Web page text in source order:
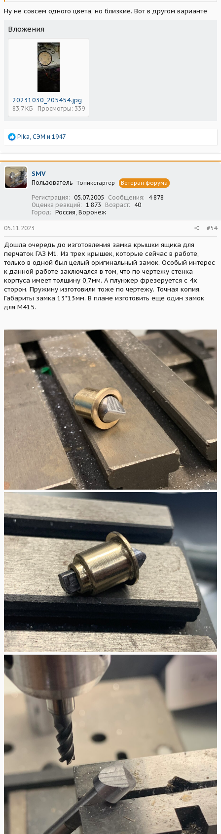
Ну не совсем одного цвета, но близкие. Вот в другом варианте
Вложения
20231030_205454.jpg
83,7 КБ Просмотры: 339
Р
а
к
ц
и
и
Pika СЭМ и 1947
SMV
Пользователь Топикстартер Ветеран форума
Регистрация 05.07.2005 Сообщения
4 878
Оценка реакций
1 873 Возраст
40
Город
Россия, Воронеж
05.11.2023 #54
Дошла очередь до изготовления замка крышки ящика для
перчаток ГАЗ М1. Из трех крышек, которые сейчас в работе,
только в одной был целый оригинальный замок. Особый интерес
к данной работе заключался в том, что по чертежу стенка
корпуса имеет толщину 0,7мм. А плунжер фрезеруется с 4х
сторон. Пружину изготовили тоже по чертежу. Точная копия.
Габариты замка 13*13мм. В плане изготовить еще один замок
для М415.